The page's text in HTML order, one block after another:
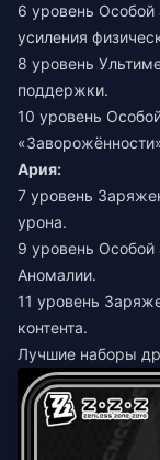
6 уровень Особой
усиления
8 уровень
поддержки.
10 уровень
Ария:
7 уровень
урона.
9 уровень Особой
Аномалии.
11 уровень
контента.
Лучшие наборы